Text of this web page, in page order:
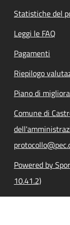
Statistiche del
Leggi le FAQ
Pagamenti
Riepilogo
Piano di
Comune di
Powered by
10.41.2)